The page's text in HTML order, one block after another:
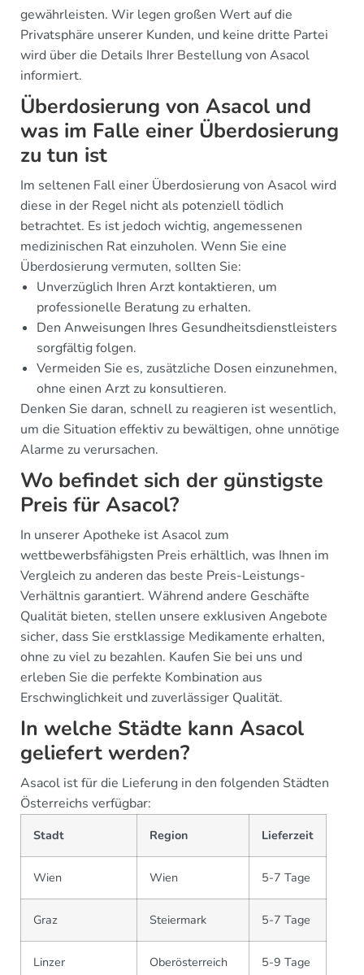
gewährleisten. Wir legen großen Wert auf die
Privatsphäre unserer Kunden, und keine dritte Partei
wird über die Details Ihrer Bestellung von Asacol
informiert.
Überdosierung von Asacol und
was im Falle einer Überdosierung
zu tun ist
Im seltenen Fall einer Überdosierung von Asacol wird
diese in der Regel nicht als potenziell tödlich
betrachtet. Es ist jedoch wichtig, angemessenen
medizinischen Rat einzuholen. Wenn Sie eine
Überdosierung vermuten, sollten Sie:
Unverzüglich Ihren Arzt kontaktieren, um
professionelle Beratung zu erhalten.
Den Anweisungen Ihres Gesundheitsdienstleisters
sorgfältig folgen.
Vermeiden Sie es, zusätzliche Dosen einzunehmen,
ohne einen Arzt zu konsultieren.
Denken Sie daran, schnell zu reagieren ist wesentlich,
um die Situation effektiv zu bewältigen, ohne unnötige
Alarme zu verursachen.
Wo befindet sich der günstigste
Preis für Asacol?
In unserer Apotheke ist Asacol zum
wettbewerbsfähigsten Preis erhältlich, was Ihnen im
Vergleich zu anderen das beste Preis-Leistungs-
Verhältnis garantiert. Während andere Geschäfte
Qualität bieten, stellen unsere exklusiven Angebote
sicher, dass Sie erstklassige Medikamente erhalten,
ohne zu viel zu bezahlen. Kaufen Sie bei uns und
erleben Sie die perfekte Kombination aus
Erschwinglichkeit und zuverlässiger Qualität.
In welche Städte kann Asacol
geliefert werden?
Asacol ist für die Lieferung in den folgenden Städten
Österreichs verfügbar:
Stadt Region Lieferzeit
Wien Wien 5-7 Tage
Graz Steiermark 5-7 Tage
Linzer Oberösterreich 5-9 Tage